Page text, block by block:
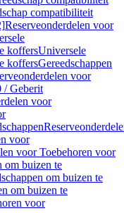
compatibiliteit
Reserveonderdelen voor
koffersUniversele
koffersGereedschappen
voor
/ Geberit
voor
voor
voor Toebehoren voor
om buizen te
om buizen te
om buizen te
voor